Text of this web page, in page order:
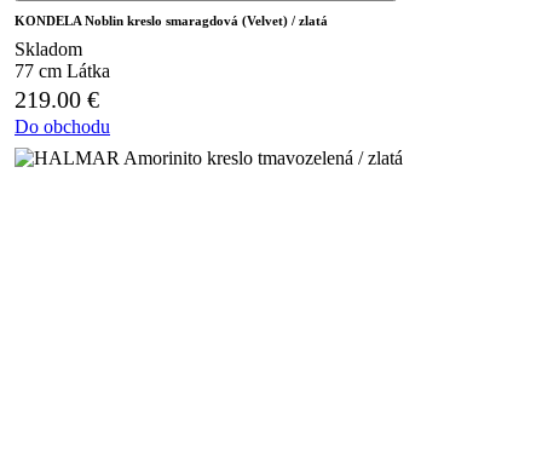
KONDELA Noblin kreslo smaragdová (Velvet) / zlatá
Skladom
77 cm Látka
219.00 €
Do obchodu